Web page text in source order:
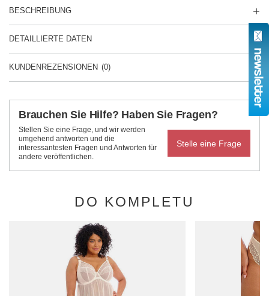
BESCHREIBUNG
DETAILLIERTE DATEN
KUNDENREZENSIONEN (0)
Brauchen Sie Hilfe? Haben Sie Fragen?
Stellen Sie eine Frage, und wir werden
umgehend antworten und die
interessantesten Fragen und Antworten für
andere veröffentlichen.
Stelle eine Frage
DO KOMPLETU